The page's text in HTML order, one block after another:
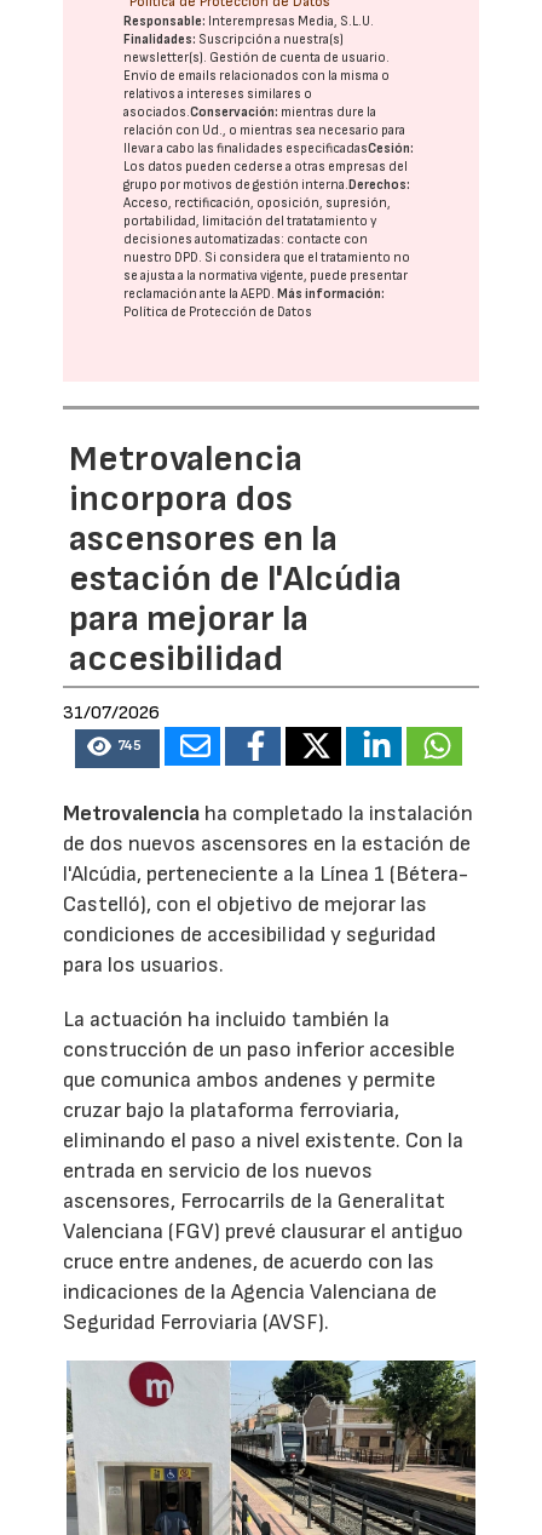
Responsable: Interempresas Media, S.L.U.
Finalidades: Suscripción a nuestra(s)
newsletter(s). Gestión de cuenta de usuario.
Envío de emails relacionados con la misma o
relativos a intereses similares o
asociados.Conservación: mientras dure la
relación con Ud., o mientras sea necesario para
llevar a cabo las finalidades especificadasCesión:
Los datos pueden cederse a otras empresas del
grupo por motivos de gestión interna. Derechos:
Acceso, rectificación, oposición, supresión,
portabilidad, limitación del tratatamiento y
decisiones automatizadas: contacte con
nuestro DPD. Si considera que el tratamiento no
se ajusta a la normativa vigente, puede presentar
reclamación ante laAEPD. Más información:
Política de Protección de Datos
Metrovalencia
incorpora dos
ascensores en la
estación de l'Alcúdia
para mejorar la
accesibilidad
31/07/2026
745
Metrovalencia ha completado la instalación
de dos nuevos ascensores en la estación de
l'Alcúdia, perteneciente a la Línea 1 (Bétera-
Castelló), con el objetivo de mejorar las
condiciones de accesibilidad y seguridad
para los usuarios.
La actuación ha incluido también la
construcción de un paso inferior accesible
que comunica ambos andenes y permite
cruzar bajo la plataforma ferroviaria,
eliminando el paso a nivel existente. Con la
entrada en servicio de los nuevos
ascensores, Ferrocarrils de la Generalitat
Valenciana (FGV) prevé clausurar el antiguo
cruce entre andenes, de acuerdo con las
indicaciones de la Agencia Valenciana de
Seguridad Ferroviaria (AVSF).